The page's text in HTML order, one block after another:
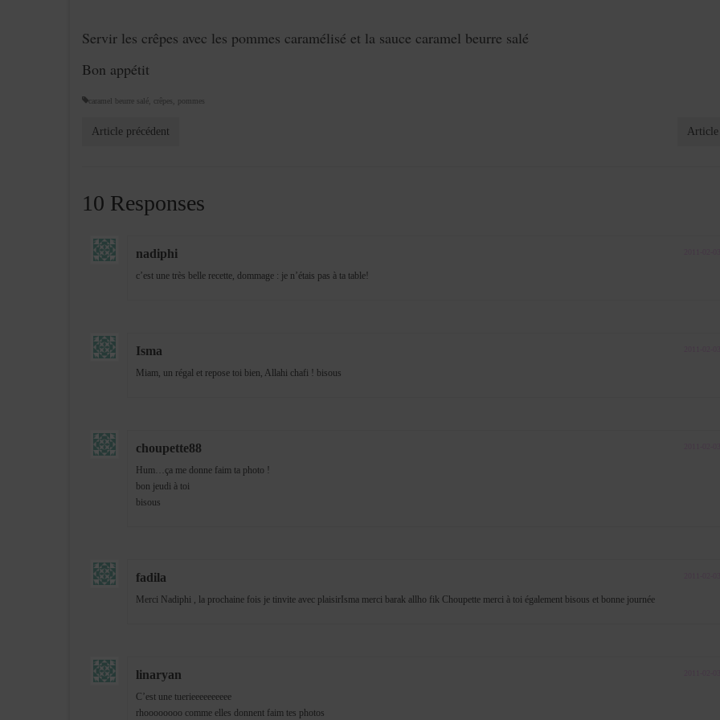
Servir les crêpes avec les pommes caramélisé et la sauce caramel beurre salé
Bon appétit
caramel beurre salé, crêpes, pommes
Article précédent Article
10 Responses
nadiphi
c’est une très belle recette, dommage : je n’étais pas à ta table!
Isma
Miam, un régal et repose toi bien, Allahi chafi ! bisous
choupette88
Hum…ça me donne faim ta photo !
bon jeudi à toi
bisous
fadila
Merci Nadiphi , la prochaine fois je tinvite avec plaisirIsma merci barak allho fik Choupette merci à toi également bisous et bonne journée
linaryan
C’est une tuerieeeeeeeeee
rhoooooooo comme elles donnent faim tes photos